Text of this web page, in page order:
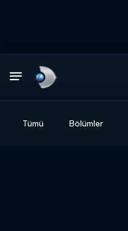
Tümü Bölümler